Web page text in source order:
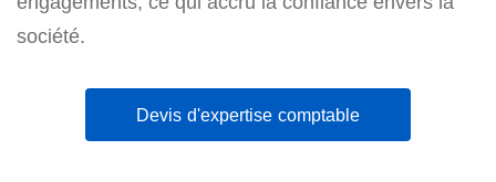
société.
Devis d'expertise comptable